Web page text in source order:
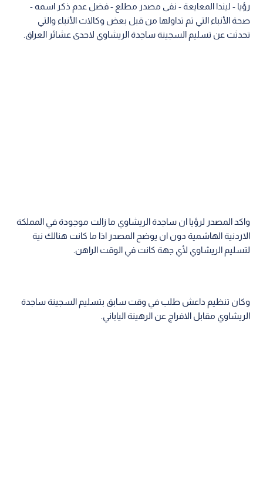
رؤيا - ليندا المعايعة - نفى مصدر مطلع - فضل عدم ذكر اسمه -
صحة الأنباء التي تم تداولها من قبل بعض وكالات الأنباء والتي
تحدثت عن تسليم السجينة ساجدة الريشاوي لاحدى عشائر العراق.
واكد المصدر لرؤيا ان ساجدة الريشاوي ما زالت موجودة في المملكة
الاردنية الهاشمية دون ان يوضح المصدر اذا ما كانت هنالك نية
لتسليم الريشاوي لأي جهة كانت في الوقت الراهن.
وكان تنظيم داعش طلب في وقت سابق بتسليم السجينة ساجدة
الريشاوي مقابل الافراج عن الرهينة الياباني.